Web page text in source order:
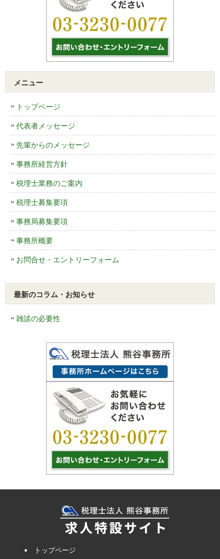
メニュー
トップページ
代表者メッセージ
先輩からのメッセージ
事務所経営方針
税理士業務のご案内
税理士募集要項
事務局募集要項
事務所概要
お問合せ・エントリーフォーム
最新のコラム・お知らせ
雑談の必要性
トップページ